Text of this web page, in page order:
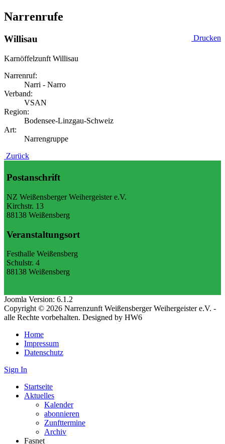
Narrenrufe
Drucken
Willisau
Karnöffelzunft Willisau
Narrenruf:
Narri - Narro
Verband:
VSAN
Region:
Bodensee-Linzgau-Schweiz
Art:
Narrengruppe
Zurück
Postanschrift
NZ Weißensberger Weihergeister e.V.
Kirchstr. 13
88138 Weißensberg
Veranstaltungsort
Festhalle Weißensberg
Schulstr. 4
88138 Weißensberg
Joomla Version: 6.1.2
Copyright © 2026 Narrenzunft Weißensberger Weihergeister e.V. -
alle Rechte vorbehalten. Designed by HW6
Home
Impressum
Datenschutz
Sign In
Startseite
Aktuelles
Kalender
abonnieren
Zunfttermine
Archiv
Fasnet